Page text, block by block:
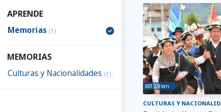
APRENDE
Memorias (1)
MEMORIAS
Culturas y Nacionalidades (1)
8812,8 km
CULTURAS Y